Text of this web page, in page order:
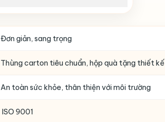
Đơn giản, sang trọng
Thùng carton tiêu chuẩn, hộp quà tặng thiết kế
An toàn sức khỏe, thân thiện với môi trường
ISO 9001